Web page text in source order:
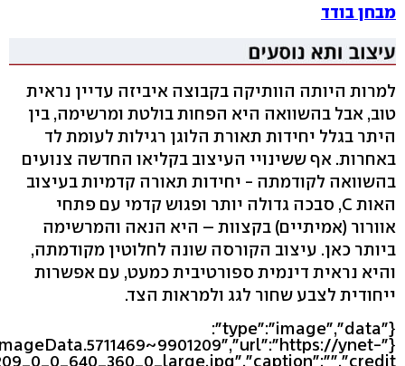
מבחן בודד
למרות היותה הוותיקה בקבוצה איביזה עדיין נראית
טוב, אבל בהשוואה היא הפחות בולטת ומרשימה, בין
היתר בגלל יחידות תאורת הלוגן רגילות לעומת לד
באחרות. אף ששינויי העיצוב בקליאו החדשה צנועים
בהשוואה לקודמתה - יחידות תאורה קדמיות בעיצוב
האות C, סבכה גדולה יותר ופגוש קדמי עם פתחי
אוורור (אמיתיים) בקצוות – היא הנאה והמרשימה
ביותר כאן. עיצוב הקורסה שונה לחלוטין מקודמתה,
והיא נראית דינמית ספורטיבית כמעט, עם אפשרות
ייחודית לצבע שחור לגג ולמראות הצד.
{"type":"image","data":
ynet-